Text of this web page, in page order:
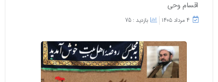
اقسام وحی
۴ مرداد ۱۴۰۵ بازدید : 75